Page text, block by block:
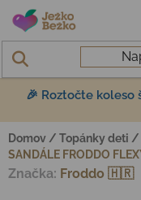
Prejsť na obsah
🎉 Roztočte koleso
Domov / Topánky deti /
SANDÁLE FRODDO
Značka: Froddo 🇭🇷